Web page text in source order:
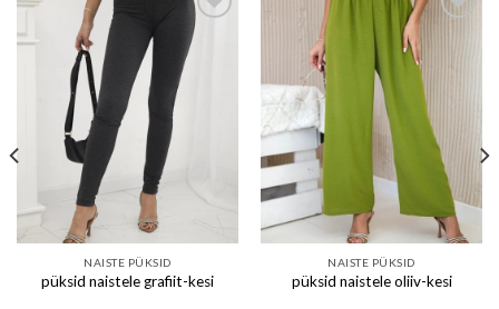
Add to wishlist
NAISTE PÜKSID
püksid naistele grafiit-kesi
Add to wishlist
NAISTE PÜKSID
püksid naistele oliiv-kesi